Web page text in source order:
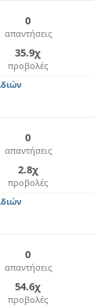
0
απαντήσεις
35.9χ
προβολές
0
απαντήσεις
2.8χ
προβολές
0
απαντήσεις
54.6χ
προβολές